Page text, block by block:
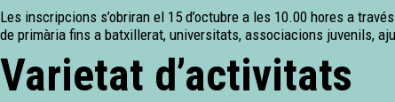
Les inscripcions s’obriran el 15 d’octubre a les 10.00 hores a
de primària fins a batxillerat, universitats, associacions juvenils,
Varietat d’activitats